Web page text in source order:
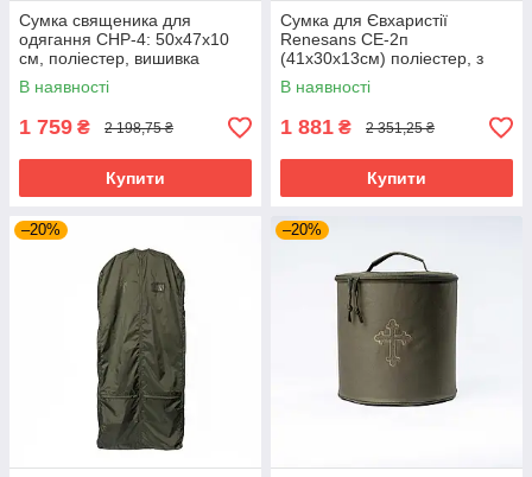
Сумка священика для
одягання СНР-4: 50x47x10
см, поліестер, вишивка
хрестиком, чорна
В наявності
1 759 ₴ 2 198,75 ₴
Купити
Сумка для Євхаристії
Renesans СЕ-2п
(41x30x13см) поліестер, з
вишивкою Хреста, для
священика
В наявності
1 881 ₴ 2 351,25 ₴
Купити
–20% –20%